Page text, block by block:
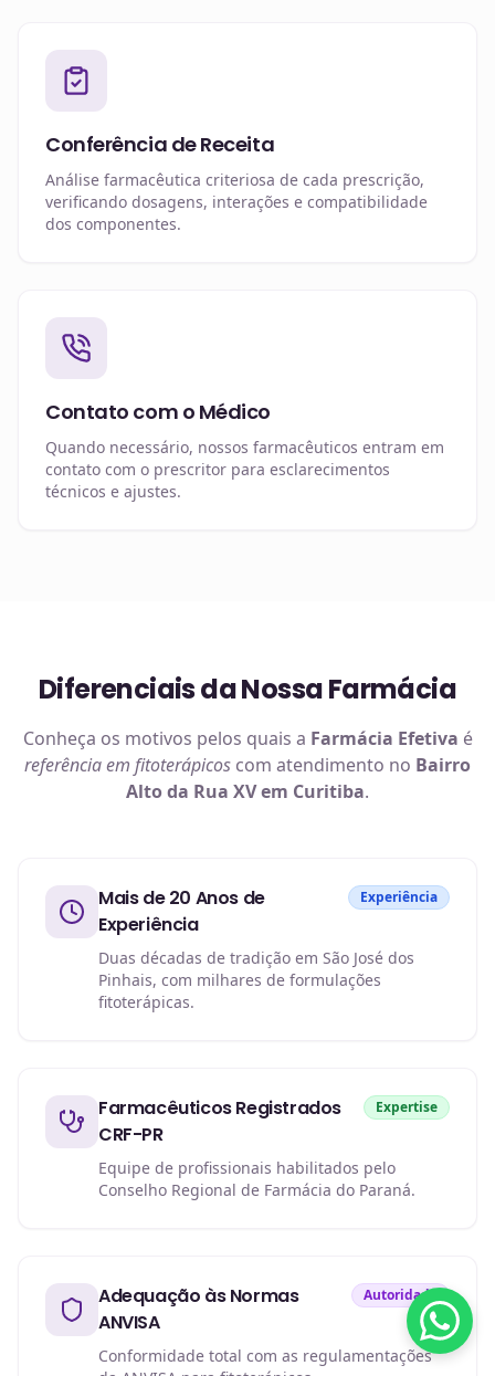
Conferência de Receita
Análise farmacêutica criteriosa de cada prescrição,
verificando dosagens, interações e compatibilidade
dos componentes.
Contato com o Médico
Quando necessário, nossos farmacêuticos entram em
contato com o prescritor para esclarecimentos
técnicos e ajustes.
Diferenciais da Nossa Farmácia
Conheça os motivos pelos quais a Farmácia Efetiva é
referência em fitoterápicos com atendimento no Bairro
Alto da Rua XV em Curitiba.
Mais de 20 Anos de
Experiência
Experiência
Duas décadas de tradição em São José dos
Pinhais, com milhares de formulações
fitoterápicas.
Farmacêuticos Registrados
CRF-PR
Expertise
Equipe de profissionais habilitados pelo
Conselho Regional de Farmácia do Paraná.
Adequação às Normas
ANVISA
Autoridade
Conformidade total com as regulamentações